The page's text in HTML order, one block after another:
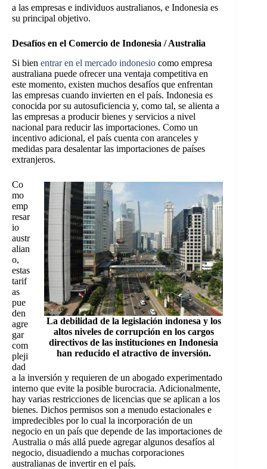
a las empresas e individuos australianos, e Indonesia es
su principal objetivo.
Desafíos en el Comercio de Indonesia / Australia
Si bien entrar en el mercado indonesio como empresa
australiana puede ofrecer una ventaja competitiva en
este momento, existen muchos desafíos que enfrentan
las empresas cuando invierten en el país. Indonesia es
conocida por su autosuficiencia y, como tal, se alienta a
las empresas a producir bienes y servicios a nivel
nacional para reducir las importaciones. Como un
incentivo adicional, el país cuenta con aranceles y
medidas para desalentar las importaciones de países
extranjeros.
La debilidad de la legislación indonesa y los
altos niveles de corrupción en los cargos
directivos de las instituciones en Indonesia
han reducido el atractivo de inversión.
Co
mo
emp
resar
io
austr
alian
o,
estas
tarif
as
pue
den
agre
gar
com
pleji
dad
a la inversión y requieren de un abogado experimentado
interno que evite la posible burocracia. Adicionalmente,
hay varias restricciones de licencias que se aplican a los
bienes. Dichos permisos son a menudo estacionales e
impredecibles por lo cual la incorporación de un
negocio en un país que depende de las importaciones de
Australia o más allá puede agregar algunos desafíos al
negocio, disuadiendo a muchas corporaciones
australianas de invertir en el país.